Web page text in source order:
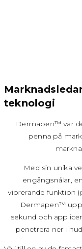
teknologi
Dermapen™ var
penna på
Med sin unika
engångsnålar,
vibrerande funktion
Dermapen™ upp
sekund och
penetrera ner i